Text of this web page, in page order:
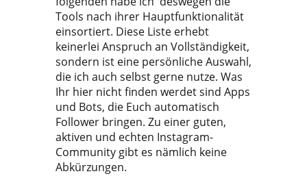
Tools nach ihrer Hauptfunktionalität
einsortiert. Diese Liste erhebt
keinerlei Anspruch an Vollständigkeit,
sondern ist eine persönliche Auswahl,
die ich auch selbst gerne nutze. Was
Ihr hier nicht finden werdet sind Apps
und Bots, die Euch automatisch
Follower bringen. Zu einer guten,
aktiven und echten Instagram-
Community gibt es nämlich keine
Abkürzungen.